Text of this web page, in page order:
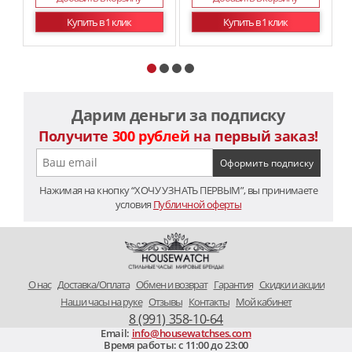
Купить в 1 клик
Купить в 1 клик
Дарим деньги за подписку
Получите 300 рублей на первый заказ!
Нажимая на кнопку “ХОЧУ УЗНАТЬ ПЕРВЫМ”, вы принимаете
условия Публичной оферты
O нас Доставка/Оплата Обмен и возврат Гарантия Скидки и акции
Наши часы на руке Отзывы Контакты Мой кабинет
8 (991) 358-10-64
Email: info@housewatchses.com
Время работы: c 11:00 до 23:00